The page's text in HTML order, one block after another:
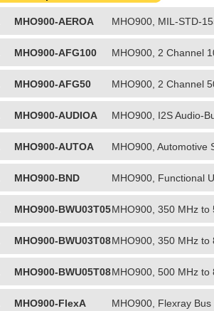
MHO900-AEROA
MHO900, MIL-STD-
MHO900-AFG100
MHO900, 2 Channel
MHO900-AFG50
MHO900, 2 Channel
MHO900-AUDIOA MHO900, I2S Audio-
MHO900-AUTOA
MHO900, Automotive
MHO900-BND
MHO900, Functional
MHO900-BWU03T05MHO900, 350 MHz
MHO900-BWU03T08MHO900, 350 MHz
MHO900-BWU05T08MHO900, 500 MHz
MHO900-FlexA MHO900, Flexray